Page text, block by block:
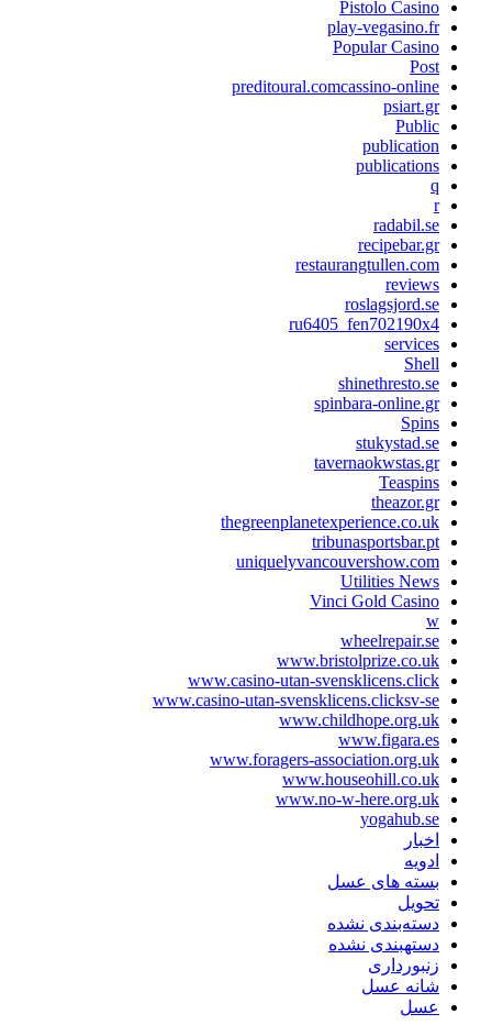
Pistolo Casino
play-vegasino.fr
Popular Casino
Post
preditoural.comcassino-online
psiart.gr
Public
publication
publications
q
r
radabil.se
recipebar.gr
restaurangtullen.com
reviews
roslagsjord.se
ru6405_fen702190x4
services
Shell
shinethresto.se
spinbara-online.gr
Spins
stukystad.se
tavernaokwstas.gr
Teaspins
theazor.gr
thegreenplanetexperience.co.uk
tribunasportsbar.pt
uniquelyvancouvershow.com
Utilities News
Vinci Gold Casino
w
wheelrepair.se
www.bristolprize.co.uk
www.casino-utan-svensklicens.click
www.casino-utan-svensklicens.clicksv-se
www.childhope.org.uk
www.figara.es
www.foragers-association.org.uk
www.houseohill.co.uk
www.no-w-here.org.uk
yogahub.se
اخبار
ادویه
بسته های عسل
تحویل
دسته‌بندی نشده
دستهبندی نشده
زنبورداری
شانه عسل
عسل